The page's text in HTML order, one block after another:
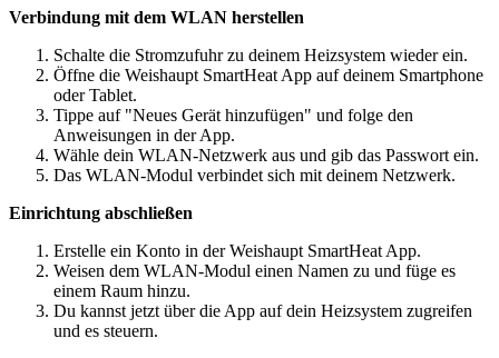
Verbindung mit dem WLAN herstellen
Schalte die Stromzufuhr zu deinem Heizsystem wieder ein.
Öffne die Weishaupt SmartHeat App auf deinem Smartphone
oder Tablet.
Tippe auf "Neues Gerät hinzufügen" und folge den
Anweisungen in der App.
Wähle dein WLAN-Netzwerk aus und gib das Passwort ein.
Das WLAN-Modul verbindet sich mit deinem Netzwerk.
Einrichtung abschließen
Erstelle ein Konto in der Weishaupt SmartHeat App.
Weisen dem WLAN-Modul einen Namen zu und füge es
einem Raum hinzu.
Du kannst jetzt über die App auf dein Heizsystem zugreifen
und es steuern.